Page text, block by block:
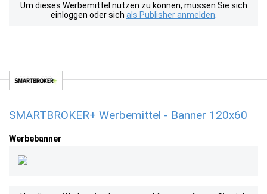
Um dieses Werbemittel nutzen zu können, müssen Sie sich
einloggen oder sich als Publisher anmelden
SMARTBROKER+ Werbemittel - Banner 120x60
Werbebanner